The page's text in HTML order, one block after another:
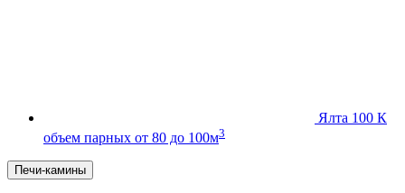
Ялта 100 К
объем парных от 80 до 100м3
Печи-камины